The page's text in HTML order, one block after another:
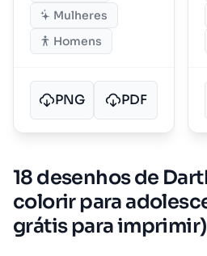
Mulheres
Homens
PNG PDF
18 desenhos de
colorir para
grátis para imprimir)